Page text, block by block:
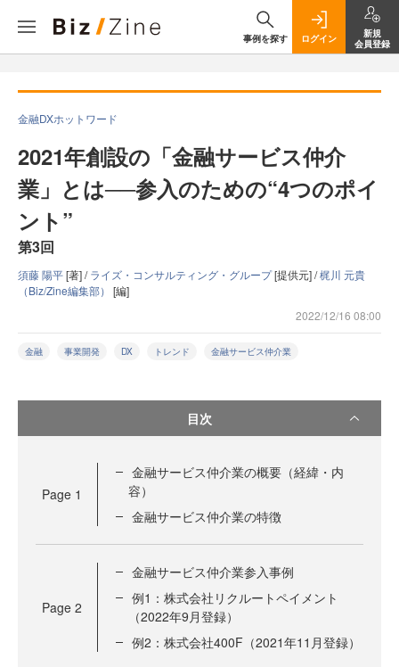
事例を探す ログイン
新規
会員登録
金融DXホットワード
2021年創設の「金融サービス仲介
業」とは──参入のための“4つのポイ
ント”
第3回
須藤 陽平[著] /ライズ・コンサルティング・グループ[提供元] /梶川 元貴
（Biz/Zine編集部） [編]
2022/12/16 08:00
金融 事業開発 DX トレンド 金融サービス仲介業
目次
Page 1
金融サービス仲介業の概要（経緯・内
容）
金融サービス仲介業の特徴
Page 2
金融サービス仲介業参入事例
例1：株式会社リクルートペイメント
（2022年9月登録）
例2：株式会社400F（2021年11月登録）